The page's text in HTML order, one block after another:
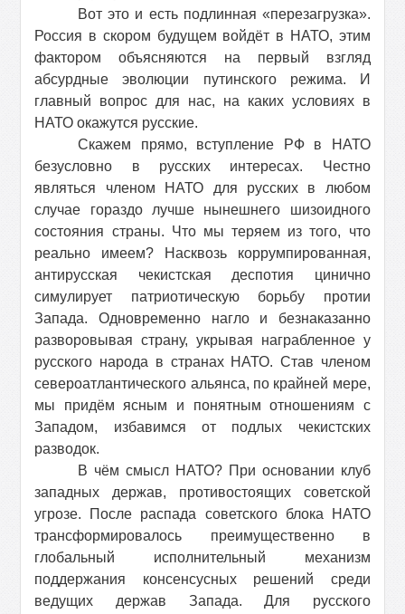
Вот это и есть подлинная «перезагрузка».
Россия в скором будущем войдёт в НАТО, этим
фактором объясняются на первый взгляд
абсурдные эволюции путинского режима. И
главный вопрос для нас, на каких условиях в
НАТО окажутся русские.
Скажем прямо, вступление РФ в НАТО
безусловно в русских интересах. Честно
являться членом НАТО для русских в любом
случае гораздо лучше нынешнего шизоидного
состояния страны. Что мы теряем из того, что
реально имеем? Насквозь коррумпированная,
антирусская чекистская деспотия цинично
симулирует патриотическую борьбу протии
Запада. Одновременно нагло и безнаказанно
разворовывая страну, укрывая награбленное у
русского народа в странах НАТО. Став членом
североатлантического альянса, по крайней мере,
мы придём ясным и понятным отношениям с
Западом, избавимся от подлых чекистских
разводок.
В чём смысл НАТО? При основании клуб
западных держав, противостоящих советской
угрозе. После распада советского блока НАТО
трансформировалось преимущественно в
глобальный исполнительный механизм
поддержания консенсусных решений среди
ведущих держав Запада. Для русского